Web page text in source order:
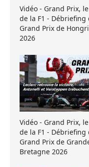
Vidéo - Grand Prix,
de la F1 - Débriefing
Grand Prix de
2026
Vidéo - Grand Prix,
de la F1 - Débriefing
Grand Prix de
Bretagne 2026